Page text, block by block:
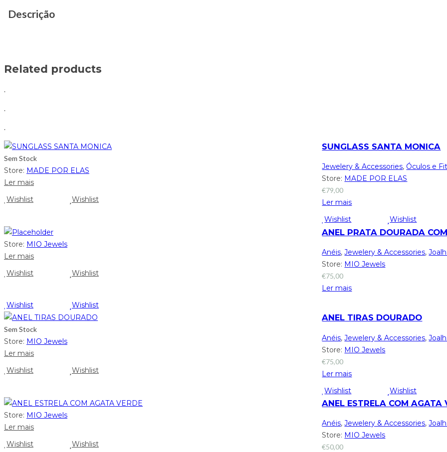
Descrição
Related products
.
.
.
Sem Stock
Store: MADE POR ELAS
Ler mais
Wishlist
Wishlist
SUNGLASS SANTA MONICA
Jewelery & Accessories, Óculos e
Store: MADE POR ELAS
€79,00
Ler mais
Wishlist
Wishlist
Store: MIO Jewels
Ler mais
Wishlist
Wishlist
ANEL PRATA DOURADA
Anéis,Jewelery & Accessories,
Store: MIO Jewels
€75,00
Ler mais
Wishlist
Wishlist
Sem Stock
Store: MIO Jewels
Ler mais
Wishlist
Wishlist
ANEL TIRAS DOURADO
Anéis,Jewelery & Accessories,
Store: MIO Jewels
€75,00
Ler mais
Wishlist
Wishlist
Store: MIO Jewels
Ler mais
Wishlist
Wishlist
ANEL ESTRELA COM AGATA
Anéis,Jewelery & Accessories,
Store: MIO Jewels
€50,00